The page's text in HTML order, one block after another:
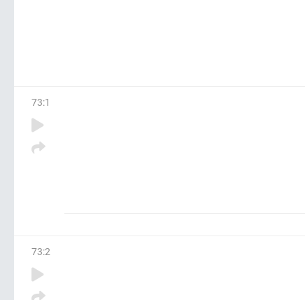
73:1
73:2